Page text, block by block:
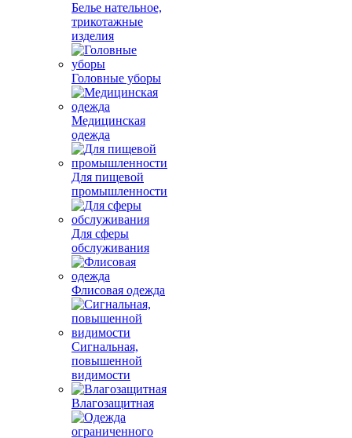
Белье нательное,
трикотажные
изделия
Головные уборы
Медицинская
одежда
Для пищевой
промышленности
Для сферы
обслуживания
Флисовая одежда
Сигнальная,
повышенной
видимости
Влагозащитная